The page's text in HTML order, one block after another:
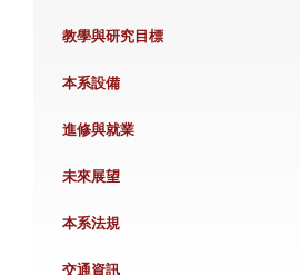
教學與研究目標
本系設備
進修與就業
未來展望
本系法規
交通資訊